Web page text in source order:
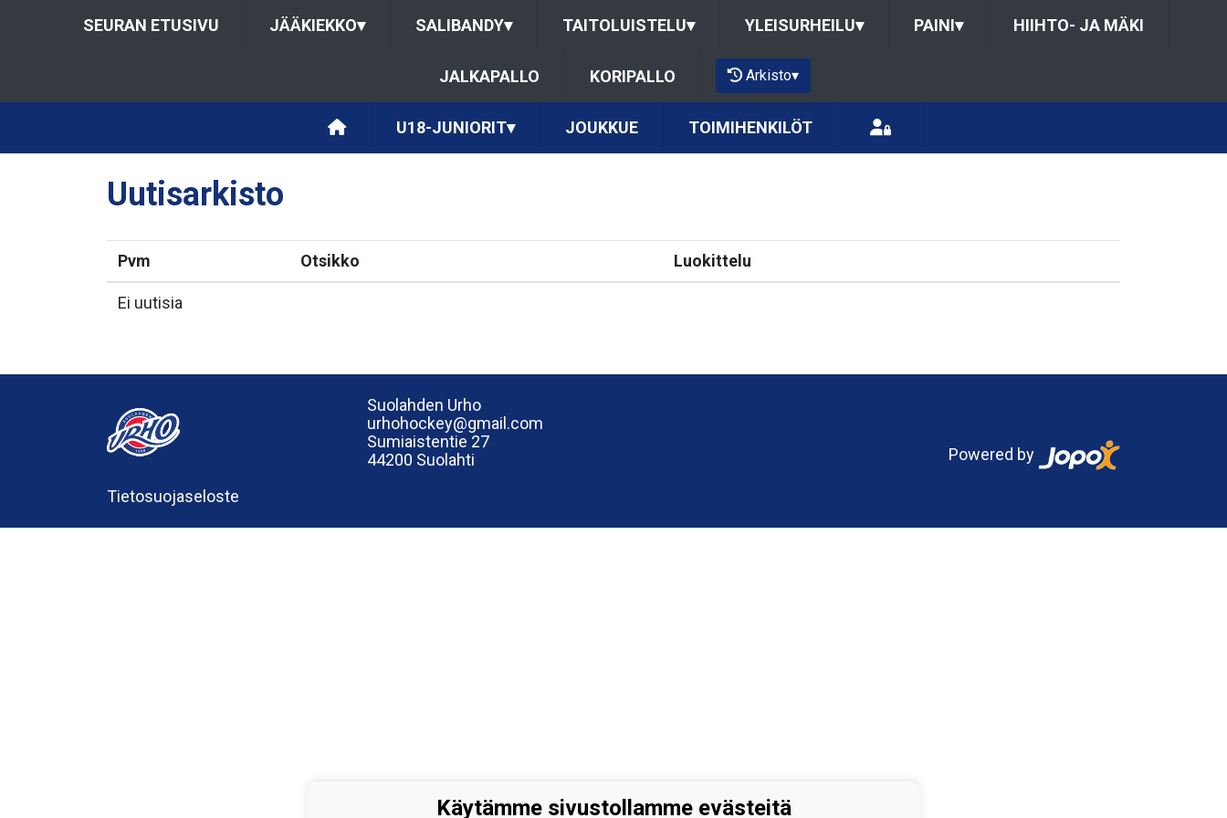
SEURAN ETUSIVU JÄÄKIEKKO▾ SALIBANDY▾ TAITOLUISTELU▾ YLEISURHEILU▾ PAINI▾ HIIHTO- JA MÄKI
JALKAPALLO KORIPALLO Arkisto▾
U18-JUNIORIT▾ JOUKKUE TOIMIHENKILÖT
Uutisarkisto
Pvm Otsikko Luokittelu
Ei uutisia
Tietosuojaseloste
Suolahden Urho
urhohockey@gmail.com
Sumiaistentie 27
44200 Suolahti
Powered by
Käytämme sivustollamme evästeitä